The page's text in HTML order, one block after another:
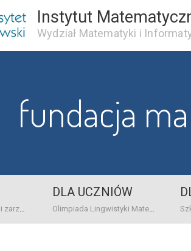
Instytut
Wydział Matematyki i
fundacja
dane bankowo-adresowe kontakt
DLA UCZNIÓW
Olimpiada Lingwistyki Matematycznej